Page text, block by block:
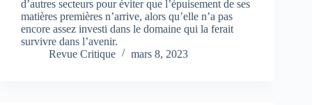
d’autres secteurs pour éviter que l’épuisement de ses
matières premières n’arrive, alors qu’elle n’a pas
encore assez investi dans le domaine qui la ferait
survivre dans l’avenir.
Revue Critique
mars 8, 2023